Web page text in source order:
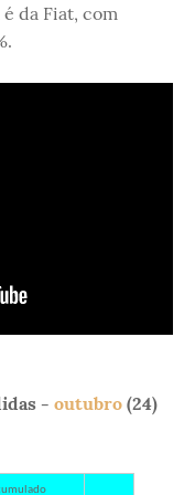
da Fiat, com
- outubro (24)